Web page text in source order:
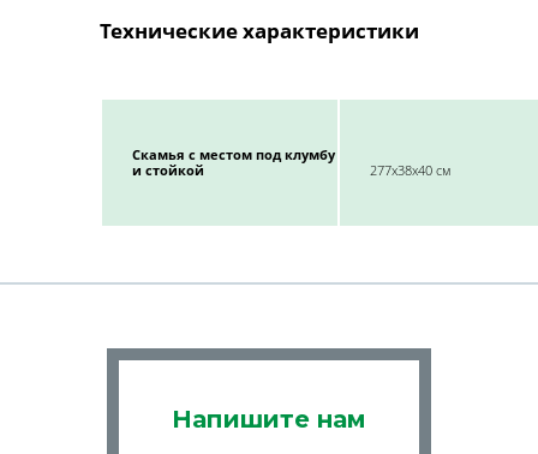
Технические характеристики
Скамья с местом под клумбу
и стойкой
277x38x40 см
Напишите нам